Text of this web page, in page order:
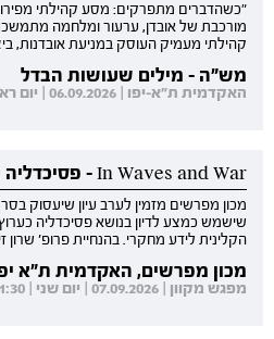
"כשהדברים מתפרקים: מסע קהילתי
מורכבת של אובדן, ערעור ומלחמה
קהילתי מעמיק העוסק במניעת אובדנות,
מש"ה - מילים שעושות הבדל
האקדמית ת"א-יפו | 06.09.2026 | יום ראשון | 09:00-16:00
In Waves and War - פסיכדליה כערוץ ריפוי לטראומה
שישמש כמצע לדיון בנושא פסיכדליה
הקלינית לידע מחקרי. בהנחיית פרופ' שרון
מכון מפרשים, האקדמית ת"א
מפגש מקוון | 07.09.2026 | יום שני | 20:00-21:30